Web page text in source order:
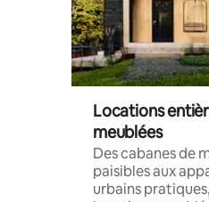
Locations
meublées
Des cabanes de
paisibles aux
urbains